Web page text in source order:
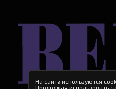
На сайте используются
Продолжая использовать